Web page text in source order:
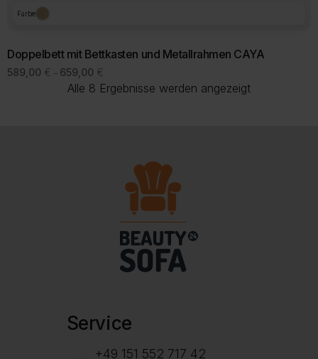
Farbe
Doppelbett mit Bettkasten und Metallrahmen CAYA
589,00 € – 659,00 €
589,00 €
bis
Alle 8 Ergebnisse werden angezeigtNach
Service
+49 151 552 717 42